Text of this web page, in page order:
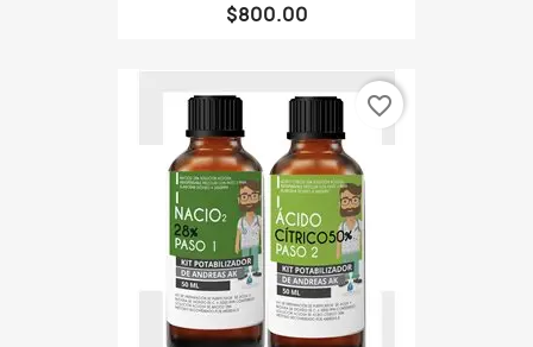
$800.00
favorite_border